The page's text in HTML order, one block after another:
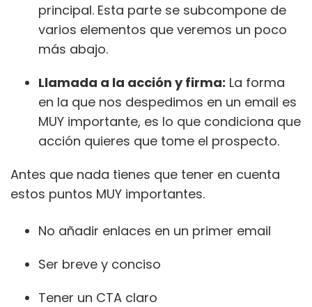
principal. Esta parte se subcompone de
varios elementos que veremos un poco
más abajo.
Llamada a la acción y firma: La forma
en la que nos despedimos en un email es
MUY importante, es lo que condiciona que
acción quieres que tome el prospecto.
Antes que nada tienes que tener en cuenta
estos puntos MUY importantes.
No añadir enlaces en un primer email
Ser breve y conciso
Tener un CTA claro